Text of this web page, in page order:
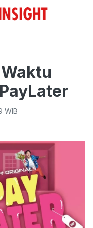
WIB